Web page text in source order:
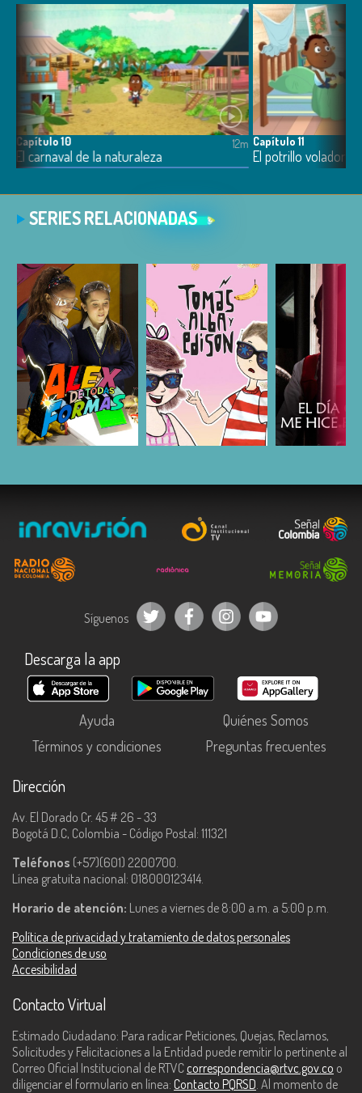
Capítulo 10
El carnaval de la naturaleza
12m Capítulo 11
El potrillo volador
SERIES RELACIONADAS
ESCUCHAR ESCUCHAR
Síguenos
Descarga la app
Ayuda
Quiénes Somos
Términos y condiciones
Preguntas frecuentes
Dirección
Av. El Dorado Cr. 45 # 26 - 33
Bogotá D.C, Colombia - Código Postal: 111321
Teléfonos (+57)(601) 2200700.
Línea gratuita nacional: 018000123414.
Horario de atención: Lunes a viernes de 8:00 a.m. a 5:00 p.m.
Política de privacidad y tratamiento de datos personales
Condiciones de uso
Accesibilidad
Contacto Virtual
Estimado Ciudadano: Para radicar Peticiones, Quejas, Reclamos,
Solicitudes y Felicitaciones a la Entidad puede remitir lo pertinente al
Correo Oficial Institucional de RTVC correspondencia@rtvc.gov.co o
diligenciar el formulario en línea: Contacto PQRSD. Al momento de